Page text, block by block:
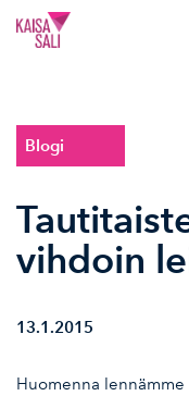
Kaisa Sali
Blogi
vihdoin
13.1.2015
Huomenna